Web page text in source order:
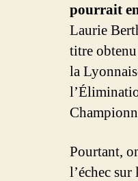
pourrait
Laurie
titre
la
Pourtant,
l’échec